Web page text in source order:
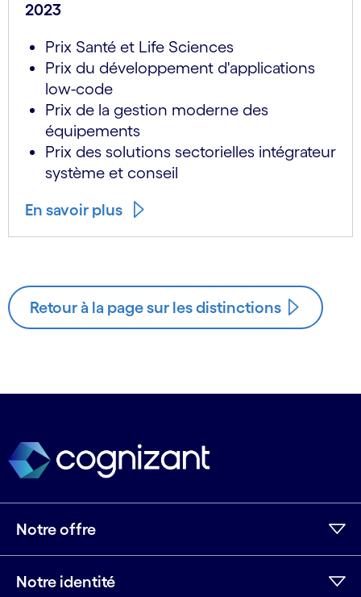
2023
Prix Santé et Life Sciences
Prix du développement d'applications
low-code
Prix de la gestion moderne des
équipements
Prix des solutions sectorielles intégrateur
système et conseil
En savoir plus
Retour à la page sur les distinctions
Notre offre
Notre identité